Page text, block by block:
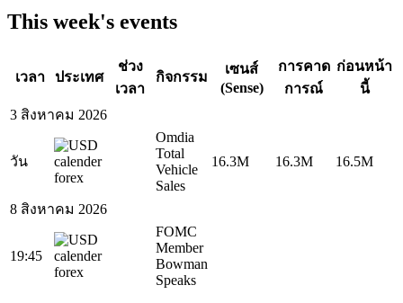
This week's events
เวลา ประเทศ
ช่วง
เวลา
กิจกรรม
เซนส์
(Sense)
การคาด
การณ์
ก่อนหน้า
นี้
3 สิงหาคม 2026
วัน
Omdia
Total
Vehicle
Sales
16.3M 16.3M 16.5M
8 สิงหาคม 2026
19:45
FOMC
Member
Bowman
Speaks